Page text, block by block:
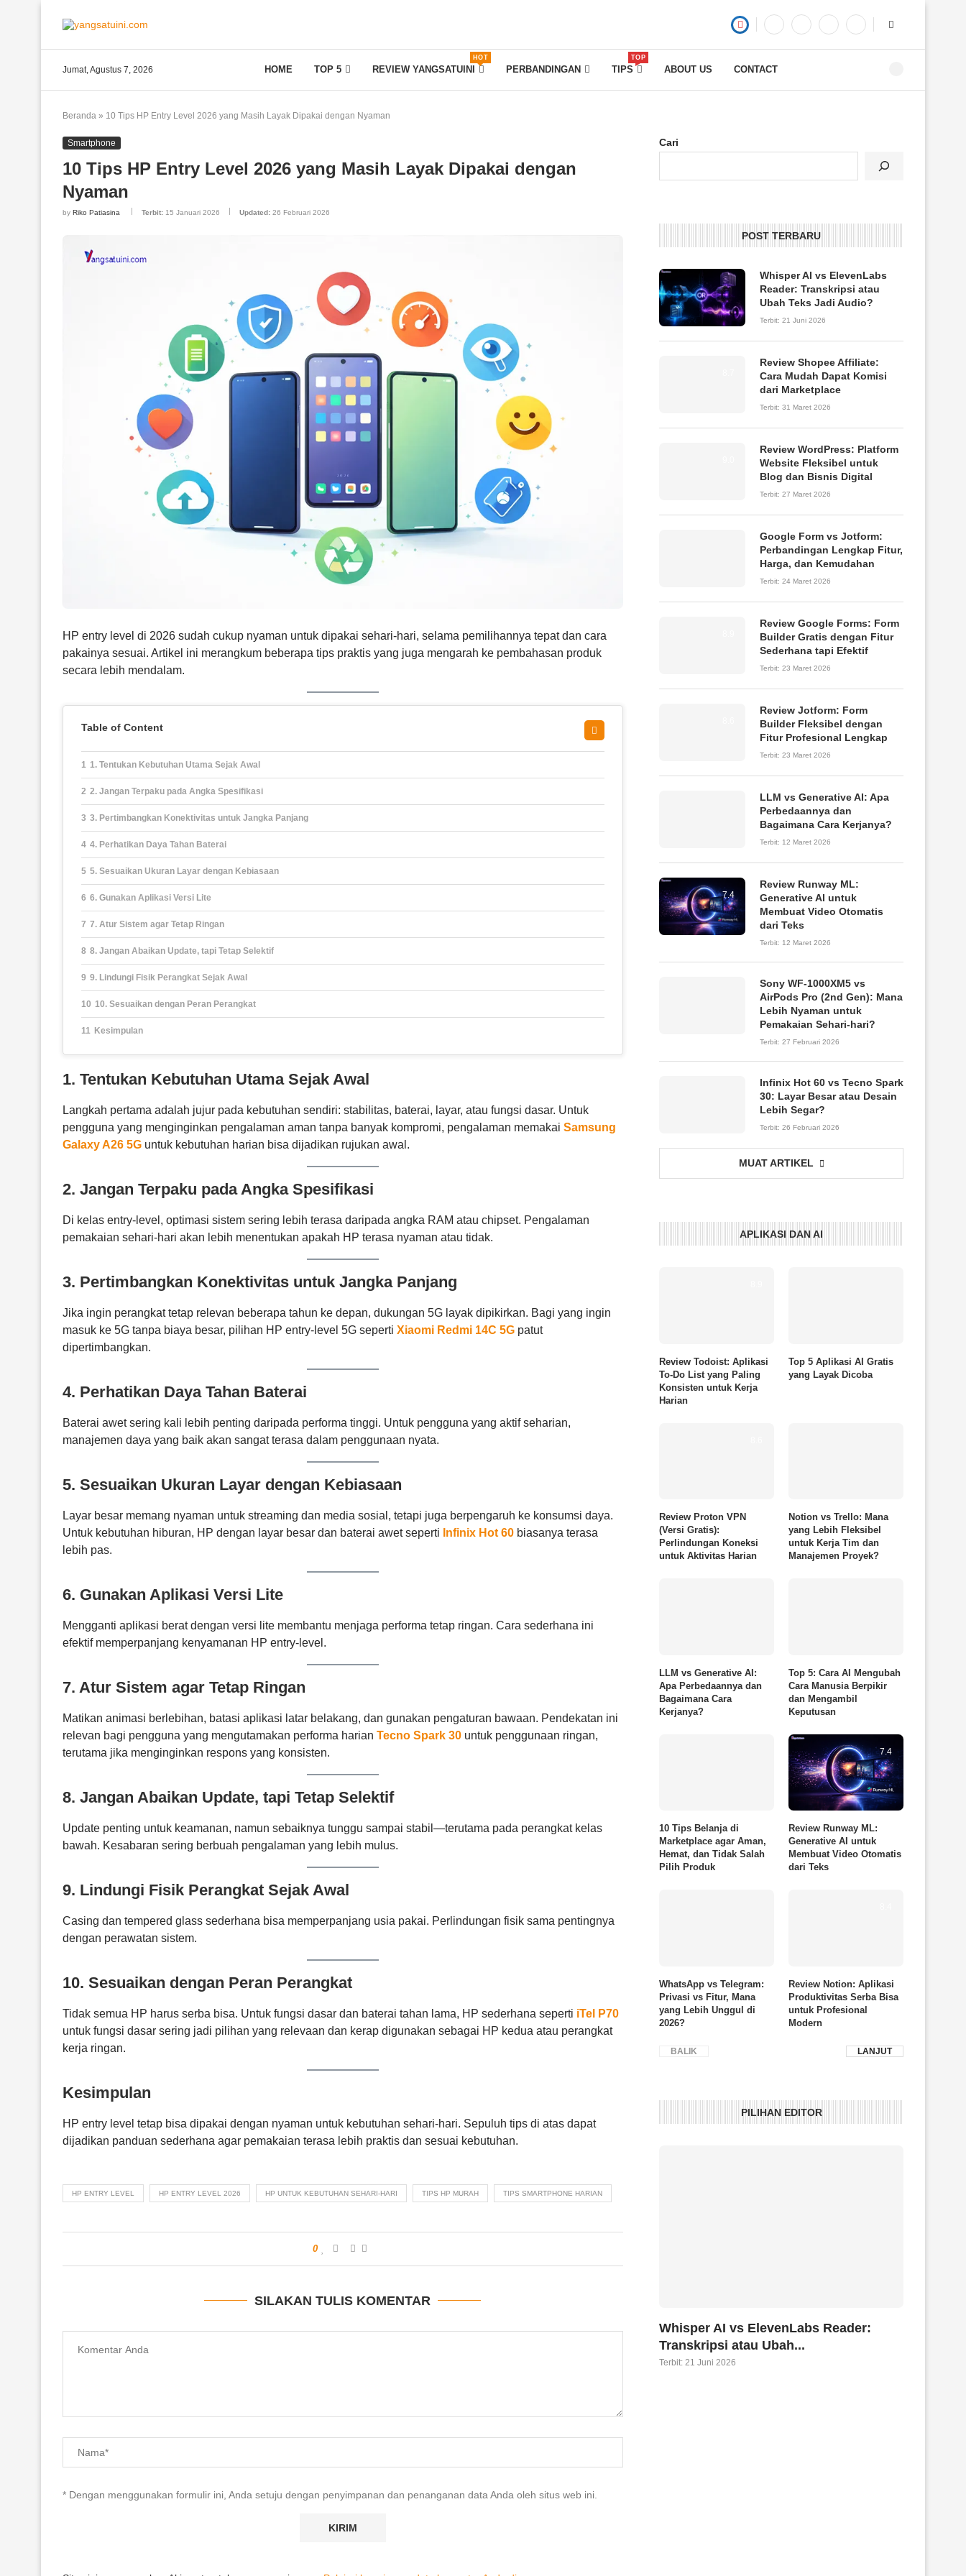
Jumat, Agustus 7, 2026 HOME TOP 5 REVIEW YANGSATUINI
HOT
PERBANDINGAN TIPS
TOP
ABOUT US CONTACT
Beranda » 10 Tips HP Entry Level 2026 yang Masih Layak Dipakai dengan Nyaman
Smartphone
10 Tips HP Entry Level 2026 yang Masih Layak Dipakai dengan
Nyaman
by Riko Patiasina Terbit: 15 Januari 2026 Updated: 26 Februari 2026
HP entry level di 2026 sudah cukup nyaman untuk dipakai sehari-hari, selama pemilihannya tepat dan cara
pakainya sesuai. Artikel ini merangkum beberapa tips praktis yang juga mengarah ke pembahasan produk
secara lebih mendalam.
Table of Content
1. Tentukan Kebutuhan Utama Sejak Awal
2. Jangan Terpaku pada Angka Spesifikasi
3. Pertimbangkan Konektivitas untuk Jangka Panjang
4. Perhatikan Daya Tahan Baterai
5. Sesuaikan Ukuran Layar dengan Kebiasaan
6. Gunakan Aplikasi Versi Lite
7. Atur Sistem agar Tetap Ringan
8. Jangan Abaikan Update, tapi Tetap Selektif
9. Lindungi Fisik Perangkat Sejak Awal
10. Sesuaikan dengan Peran Perangkat
Kesimpulan
1. Tentukan Kebutuhan Utama Sejak Awal
Langkah pertama adalah jujur pada kebutuhan sendiri: stabilitas, baterai, layar, atau fungsi dasar. Untuk
pengguna yang menginginkan pengalaman aman tanpa banyak kompromi, pengalaman memakai Samsung
Galaxy A26 5G untuk kebutuhan harian bisa dijadikan rujukan awal.
2. Jangan Terpaku pada Angka Spesifikasi
Di kelas entry-level, optimasi sistem sering lebih terasa daripada angka RAM atau chipset. Pengalaman
pemakaian sehari-hari akan lebih menentukan apakah HP terasa nyaman atau tidak.
3. Pertimbangkan Konektivitas untuk Jangka Panjang
Jika ingin perangkat tetap relevan beberapa tahun ke depan, dukungan 5G layak dipikirkan. Bagi yang ingin
masuk ke 5G tanpa biaya besar, pilihan HP entry-level 5G seperti Xiaomi Redmi 14C 5G patut
dipertimbangkan.
4. Perhatikan Daya Tahan Baterai
Baterai awet sering kali lebih penting daripada performa tinggi. Untuk pengguna yang aktif seharian,
manajemen daya yang baik akan sangat terasa dalam penggunaan nyata.
5. Sesuaikan Ukuran Layar dengan Kebiasaan
Layar besar memang nyaman untuk streaming dan media sosial, tetapi juga berpengaruh ke konsumsi daya.
Untuk kebutuhan hiburan, HP dengan layar besar dan baterai awet seperti Infinix Hot 60 biasanya terasa
lebih pas.
6. Gunakan Aplikasi Versi Lite
Mengganti aplikasi berat dengan versi lite membantu menjaga performa tetap ringan. Cara sederhana ini
efektif memperpanjang kenyamanan HP entry-level.
7. Atur Sistem agar Tetap Ringan
Matikan animasi berlebihan, batasi aplikasi latar belakang, dan gunakan pengaturan bawaan. Pendekatan ini
relevan bagi pengguna yang mengutamakan performa harian Tecno Spark 30 untuk penggunaan ringan,
terutama jika menginginkan respons yang konsisten.
8. Jangan Abaikan Update, tapi Tetap Selektif
Update penting untuk keamanan, namun sebaiknya tunggu sampai stabil—terutama pada perangkat kelas
bawah. Kesabaran sering berbuah pengalaman yang lebih mulus.
9. Lindungi Fisik Perangkat Sejak Awal
Casing dan tempered glass sederhana bisa memperpanjang usia pakai. Perlindungan fisik sama pentingnya
dengan perawatan sistem.
10. Sesuaikan dengan Peran Perangkat
Tidak semua HP harus serba bisa. Untuk fungsi dasar dan baterai tahan lama, HP sederhana seperti iTel P70
untuk fungsi dasar sering jadi pilihan yang relevaan dan kerap digunakan sebagai HP kedua atau perangkat
kerja ringan.
Kesimpulan
HP entry level tetap bisa dipakai dengan nyaman untuk kebutuhan sehari-hari. Sepuluh tips di atas dapat
dijadikan panduan sederhana agar pemakaian terasa lebih praktis dan sesuai kebutuhan.
HP ENTRY LEVEL HP ENTRY LEVEL 2026 HP UNTUK KEBUTUHAN SEHARI-HARI TIPS HP MURAH TIPS SMARTPHONE HARIAN
0
SILAKAN TULIS KOMENTAR
* Dengan menggunakan formulir ini, Anda setuju dengan penyimpanan dan penanganan data Anda oleh situs web ini.
Cari
POST TERBARU
Whisper AI vs ElevenLabs
Reader: Transkripsi atau
Ubah Teks Jadi Audio?
Terbit: 21 Juni 2026
Review Shopee Affiliate:
Cara Mudah Dapat Komisi
dari Marketplace
Terbit: 31 Maret 2026
Review WordPress: Platform
Website Fleksibel untuk
Blog dan Bisnis Digital
Terbit: 27 Maret 2026
Google Form vs Jotform:
Perbandingan Lengkap Fitur,
Harga, dan Kemudahan
Terbit: 24 Maret 2026
Review Google Forms: Form
Builder Gratis dengan Fitur
Sederhana tapi Efektif
Terbit: 23 Maret 2026
Review Jotform: Form
Builder Fleksibel dengan
Fitur Profesional Lengkap
Terbit: 23 Maret 2026
LLM vs Generative AI: Apa
Perbedaannya dan
Bagaimana Cara Kerjanya?
Terbit: 12 Maret 2026
7.4
Review Runway ML:
Generative AI untuk
Membuat Video Otomatis
dari Teks
Terbit: 12 Maret 2026
Sony WF-1000XM5 vs
AirPods Pro (2nd Gen): Mana
Lebih Nyaman untuk
Pemakaian Sehari-hari?
Terbit: 27 Februari 2026
Infinix Hot 60 vs Tecno Spark
30: Layar Besar atau Desain
Lebih Segar?
Terbit: 26 Februari 2026
MUAT ARTIKEL
APLIKASI DAN AI
Review Todoist: Aplikasi
To-Do List yang Paling
Konsisten untuk Kerja
Harian
Top 5 Aplikasi AI Gratis
yang Layak Dicoba
Review Proton VPN
(Versi Gratis):
Perlindungan Koneksi
untuk Aktivitas Harian
Notion vs Trello: Mana
yang Lebih Fleksibel
untuk Kerja Tim dan
Manajemen Proyek?
LLM vs Generative AI:
Apa Perbedaannya dan
Bagaimana Cara
Kerjanya?
Top 5: Cara AI Mengubah
Cara Manusia Berpikir
dan Mengambil
Keputusan
10 Tips Belanja di
Marketplace agar Aman,
Hemat, dan Tidak Salah
Pilih Produk
7.4
Review Runway ML:
Generative AI untuk
Membuat Video Otomatis
dari Teks
WhatsApp vs Telegram:
Privasi vs Fitur, Mana
yang Lebih Unggul di
2026?
Review Notion: Aplikasi
Produktivitas Serba Bisa
untuk Profesional
Modern
BALIK LANJUT
PILIHAN EDITOR
Whisper AI vs ElevenLabs Reader:
Transkripsi atau Ubah...
Terbit: 21 Juni 2026